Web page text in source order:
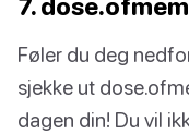
7.
Føler du deg
sjekke ut
dagen din! Du vil